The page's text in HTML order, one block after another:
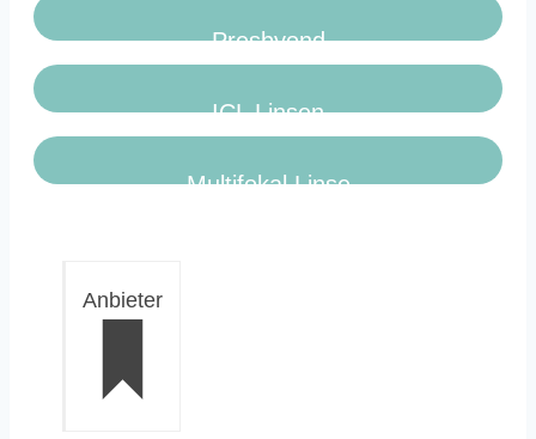
Presbyond
ICL Linsen
Multifokal Linse
Anbieter